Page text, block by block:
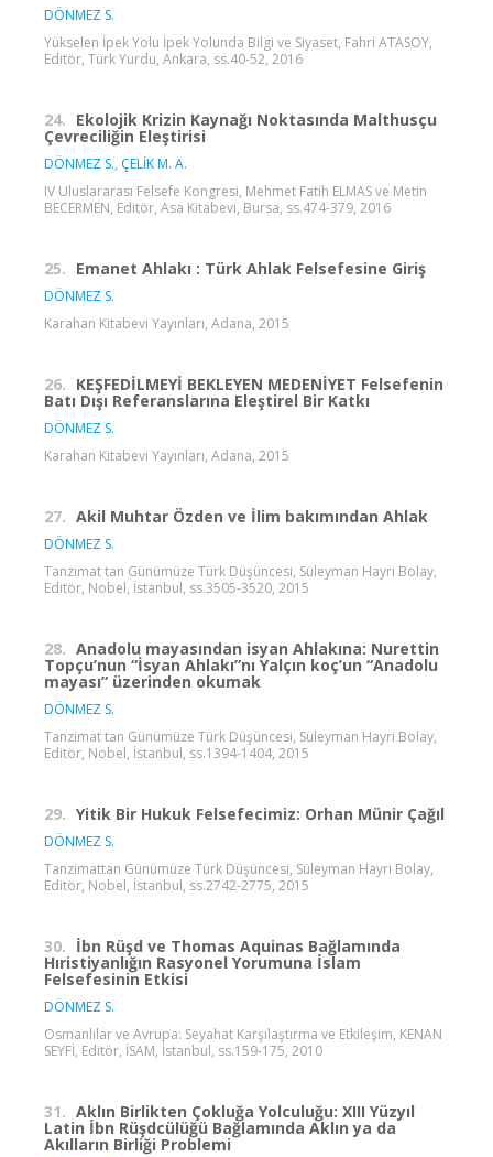
DÖNMEZ S.
Yükselen İpek Yolu İpek Yolunda Bilgi ve Siyaset, Fahri ATASOY,
Editör, Türk Yurdu, Ankara, ss.40-52, 2016
24. Ekolojik Krizin Kaynağı Noktasında Malthusçu
Çevreciliğin Eleştirisi
DÖNMEZ S., ÇELİK M. A.
IV Uluslararası Felsefe Kongresi, Mehmet Fatih ELMAS ve Metin
BECERMEN, Editör, Asa Kitabevi, Bursa, ss.474-379, 2016
25. Emanet Ahlakı : Türk Ahlak Felsefesine Giriş
DÖNMEZ S.
Karahan Kitabevi Yayınları, Adana, 2015
26. KEŞFEDİLMEYİ BEKLEYEN MEDENİYET Felsefenin
Batı Dışı Referanslarına Eleştirel Bir Katkı
DÖNMEZ S.
Karahan Kitabevi Yayınları, Adana, 2015
27. Akil Muhtar Özden ve İlim bakımından Ahlak
DÖNMEZ S.
Tanzimat tan Günümüze Türk Düşüncesi, Süleyman Hayri Bolay,
Editör, Nobel, İstanbul, ss.3505-3520, 2015
28. Anadolu mayasından isyan Ahlakına: Nurettin
Topçu’nun “İsyan Ahlakı”nı Yalçın koç’un “Anadolu
mayası” üzerinden okumak
DÖNMEZ S.
Tanzimat tan Günümüze Türk Düşüncesi, Süleyman Hayri Bolay,
Editör, Nobel, İstanbul, ss.1394-1404, 2015
29. Yitik Bir Hukuk Felsefecimiz: Orhan Münir Çağıl
DÖNMEZ S.
Tanzimattan Günümüze Türk Düşüncesi, Süleyman Hayri Bolay,
Editör, Nobel, İstanbul, ss.2742-2775, 2015
30. İbn Rüşd ve Thomas Aquinas Bağlamında
Hıristiyanlığın Rasyonel Yorumuna İslam
Felsefesinin Etkisi
DÖNMEZ S.
Osmanlılar ve Avrupa: Seyahat Karşılaştırma ve Etkileşim, KENAN
SEYFİ, Editör, İSAM, İstanbul, ss.159-175, 2010
31. Aklın Birlikten Çokluğa Yolculuğu: XIII Yüzyıl
Latin İbn Rüşdcülüğü Bağlamında Aklın ya da
Akılların Birliği Problemi